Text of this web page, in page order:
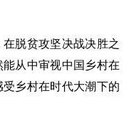
脱贫攻坚决战决胜之
从中审视中国乡村在
乡村在时代大潮下的